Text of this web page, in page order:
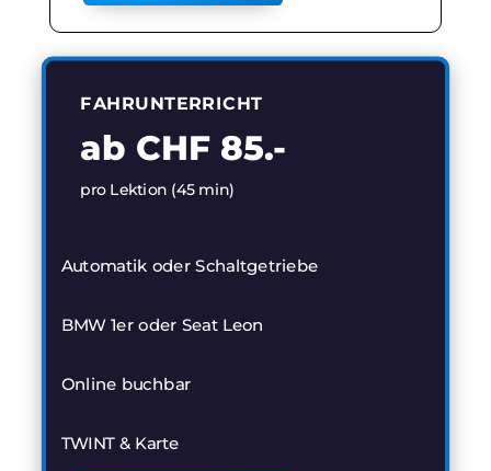
FAHRUNTERRICHT
ab CHF 85.-
pro Lektion (45 min)
Automatik oder Schaltgetriebe
BMW 1er oder Seat Leon
Online buchbar
TWINT & Karte